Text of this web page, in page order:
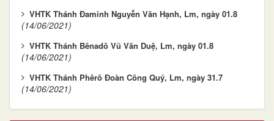
VHTK Thánh Ðaminh Nguyễn Văn Hạnh, Lm, ngày 01.8
(14/06/2021)
VHTK Thánh Bênadô Vũ Văn Duệ, Lm, ngày 01.8
(14/06/2021)
VHTK Thánh Phêrô Ðoàn Công Quý, Lm, ngày 31.7
(14/06/2021)